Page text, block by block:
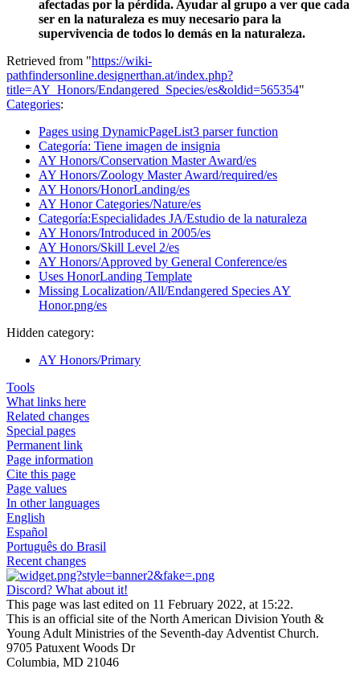
afectadas por la pérdida. Ayudar al grupo a ver que cada
ser en la naturaleza es muy necesario para la
supervivencia de todos lo demás en la naturaleza.
Retrieved from "https://wiki-
pathfindersonline.designerthan.at/index.php?
title=AY_Honors/Endangered_Species/es&oldid=565354"
Categories:
Pages using DynamicPageList3 parser function
Categoría: Tiene imagen de insignia
AY Honors/Conservation Master Award/es
AY Honors/Zoology Master Award/required/es
AY Honors/HonorLanding/es
AY Honor Categories/Nature/es
Categoría:Especialidades JA/Estudio de la naturaleza
AY Honors/Introduced in 2005/es
AY Honors/Skill Level 2/es
AY Honors/Approved by General Conference/es
Uses HonorLanding Template
Missing Localization/All/Endangered Species AY
Honor.png/es
Hidden category:
AY Honors/Primary
Tools
What links here
Related changes
Special pages
Permanent link
Page information
Cite this page
Page values
In other languages
English
Español
Português do Brasil
Recent changes
Discord? What about it!
This page was last edited on 11 February 2022, at 15:22.
This is an official site of the North American Division Youth &
Young Adult Ministries of the Seventh-day Adventist Church.
9705 Patuxent Woods Dr
Columbia, MD 21046